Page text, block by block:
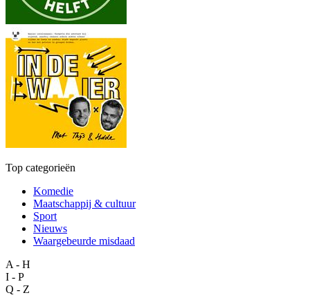
Top categorieën
Komedie
Maatschappij & cultuur
Sport
Nieuws
Waargebeurde misdaad
A - H
I - P
Q - Z